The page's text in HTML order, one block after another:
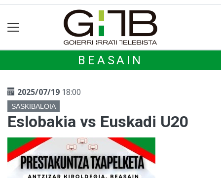
BEASAIN
2025/07/19 18:00
SASKIBALOIA
Eslobakia vs Euskadi U20